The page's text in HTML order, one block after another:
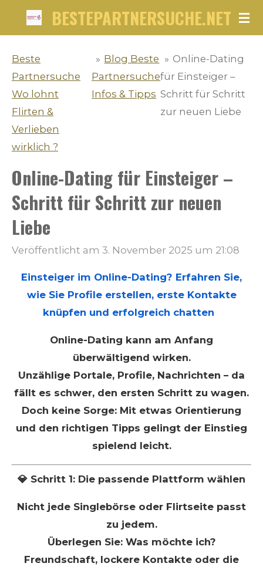
BESTEPARTNERSUCHE.NET
Beste
Partnersuche
Wo lohnt
Flirten &
Verlieben
wirklich ?
» Blog Beste
Partnersuche
Infos & Tipps
» Online-Dating
für Einsteiger –
Schritt für Schritt
zur neuen Liebe
Online-Dating für Einsteiger –
Schritt für Schritt zur neuen
Liebe
Veröffentlicht am 3. November 2025 um 21:08
Einsteiger im Online-Dating? Erfahren Sie,
wie Sie Profile erstellen, erste Kontakte
knüpfen und erfolgreich chatten
Online-Dating kann am Anfang
überwältigend wirken.
Unzählige Portale, Profile, Nachrichten – da
fällt es schwer, den ersten Schritt zu wagen.
Doch keine Sorge: Mit etwas Orientierung
und den richtigen Tipps gelingt der Einstieg
spielend leicht.
💎 Schritt 1: Die passende Plattform wählen
Nicht jede Singlebörse oder Flirtseite passt
zu jedem.
Überlegen Sie: Was möchte ich?
Freundschaft, lockere Kontakte oder die